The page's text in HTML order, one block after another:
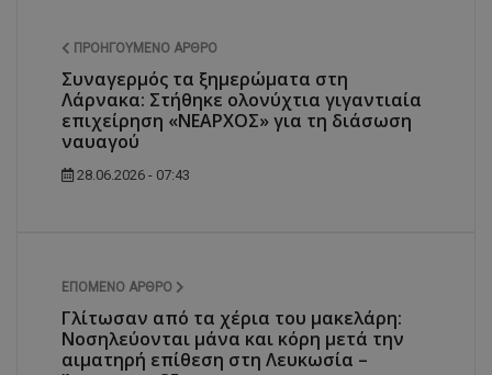
ΠΡΟΗΓΟΎΜΕΝΟ ΆΡΘΡΟ
Συναγερμός τα ξημερώματα στη
Λάρνακα: Στήθηκε ολονύχτια γιγαντιαία
επιχείρηση «ΝΕΑΡΧΟΣ» για τη διάσωση
ναυαγού
28.06.2026 - 07:43
ΕΠΌΜΕΝΟ ΆΡΘΡΟ
Γλίτωσαν από τα χέρια του μακελάρη:
Νοσηλεύονται μάνα και κόρη μετά την
αιματηρή επίθεση στη Λευκωσία –